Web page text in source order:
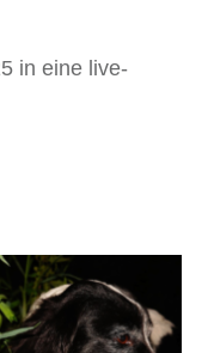
in eine live-